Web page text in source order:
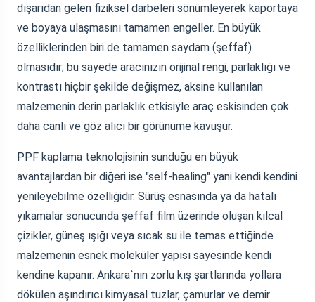
dışarıdan gelen fiziksel darbeleri sönümleyerek kaportaya
ve boyaya ulaşmasını tamamen engeller. En büyük
özelliklerinden biri de tamamen saydam (şeffaf)
olmasıdır; bu sayede aracınızın orijinal rengi, parlaklığı ve
kontrastı hiçbir şekilde değişmez, aksine kullanılan
malzemenin derin parlaklık etkisiyle araç eskisinden çok
daha canlı ve göz alıcı bir görünüme kavuşur.
PPF kaplama teknolojisinin sunduğu en büyük
avantajlardan bir diğeri ise "self-healing" yani kendi kendini
yenileyebilme özelliğidir. Sürüş esnasında ya da hatalı
yıkamalar sonucunda şeffaf film üzerinde oluşan kılcal
çizikler, güneş ışığı veya sıcak su ile temas ettiğinde
malzemenin esnek moleküler yapısı sayesinde kendi
kendine kapanır. Ankara`nın zorlu kış şartlarında yollara
dökülen aşındırıcı kimyasal tuzlar, çamurlar ve demir